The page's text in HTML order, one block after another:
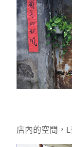
店內的空間，